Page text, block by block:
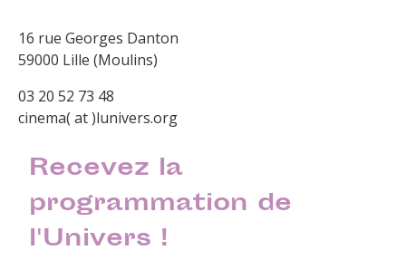
16 rue Georges Danton
59000 Lille (Moulins)
03 20 52 73 48
cinema( at )lunivers.org
Recevez la
programmation de
l'Univers !